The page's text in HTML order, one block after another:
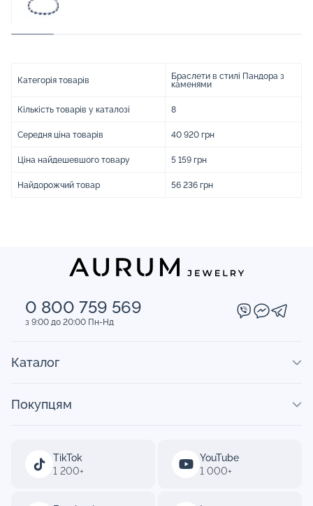
Категорія товарів
Браслети в стилі Пандора з
каменями
Кількість товарів у каталозі 8
Середня ціна товарів 40 920 грн
Ціна найдешевшого товару 5 159 грн
Найдорожчий товар 56 236 грн
0 800 759 569
з 9:00 до 20:00 Пн-Нд
TikTok
1 200+
YouTube
1 000+
Каталог
Покупцям